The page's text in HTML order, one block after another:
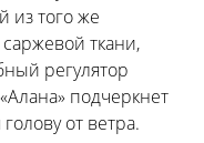
из того же
ткани,
регулятор
подчеркнет
от ветра.